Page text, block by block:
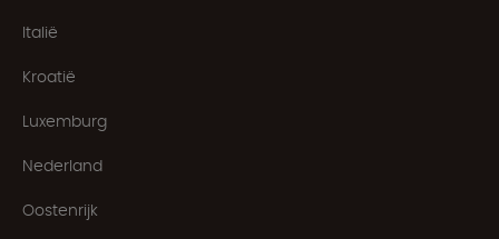
Italië
Kroatië
Luxemburg
Nederland
Oostenrijk